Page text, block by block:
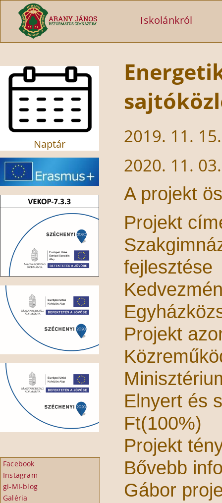
Ugrás a tartalomra
Iskolánkról
Naptár
Facebook
Instagram
gi-MI-blog
Galéria
2019. 11.
2020. 11.
A projekt
Projekt
fejlesztése
Projekt
Elnyert és
Ft(100%)
Projekt
Bővebb
Gábor